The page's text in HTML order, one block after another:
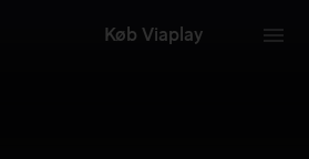
Køb Viaplay